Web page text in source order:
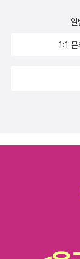
넘어진다. 넘어질
틈은 ‘완전함’을
만 알 수 있는 세계’로 당신을
일
1:1 문